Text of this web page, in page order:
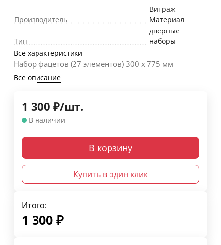
Производитель
Витраж
Материал
Тип
дверные
наборы
Все характеристики
Набор фацетов (27 элементов) 300 х 775 мм
Все описание
1 300 ₽/шт.
В наличии
В корзину
Купить в один клик
Итого:
1 300 ₽